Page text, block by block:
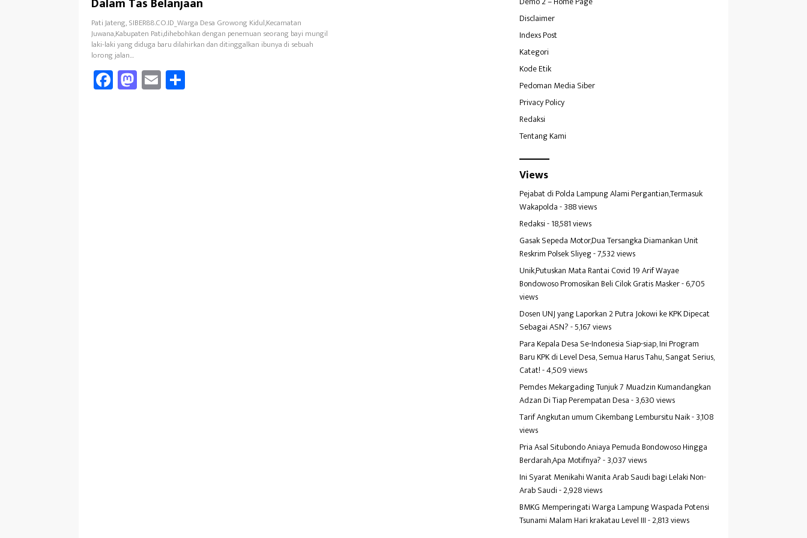
Pati Jateng, SIBER88.CO.ID_Warga Desa Growong Kidul,Kecamatan
Juwana,Kabupaten Pati,dihebohkan dengan penemuan seorang bayi mungil
laki-laki yang diduga baru dilahirkan dan ditinggalkan ibunya di sebuah
lorong jalan…
Fa
ce
M
as
E
m
Disclaimer
Indexs Post
Kategori
Kode Etik
Pedoman Media Siber
Privacy Policy
Redaksi
Tentang Kami
Views
Pejabat di Polda Lampung Alami Pergantian,Termasuk
Wakapolda- 388 views
Redaksi- 18,581 views
Gasak Sepeda Motor,Dua Tersangka Diamankan Unit
Reskrim Polsek Sliyeg- 7,532 views
Unik,Putuskan Mata Rantai Covid 19 Arif Wayae
Bondowoso Promosikan Beli Cilok Gratis Masker- 6,705
views
Dosen UNJ yang Laporkan 2 Putra Jokowi ke KPK Dipecat
Sebagai ASN?- 5,167 views
Para Kepala Desa Se-Indonesia Siap-siap, Ini Program
Baru KPK di Level Desa, Semua Harus Tahu, Sangat Serius,
Catat!- 4,509 views
Pemdes Mekargading Tunjuk 7 Muadzin Kumandangkan
Adzan Di Tiap Perempatan Desa- 3,630 views
Tarif Angkutan umum Cikembang Lembursitu Naik- 3,108
views
Pria Asal Situbondo Aniaya Pemuda Bondowoso Hingga
Berdarah,Apa Motifnya?- 3,037 views
Ini Syarat Menikahi Wanita Arab Saudi bagi Lelaki Non-
Arab Saudi- 2,928 views
BMKG Memperingati Warga Lampung Waspada Potensi
Tsunami Malam Hari krakatau Level III- 2,813 views